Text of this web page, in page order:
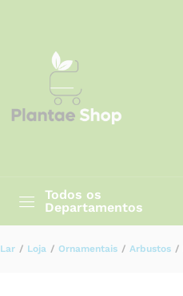
Todos os
Departamentos
Lar / Loja / Ornamentais / Arbustos /